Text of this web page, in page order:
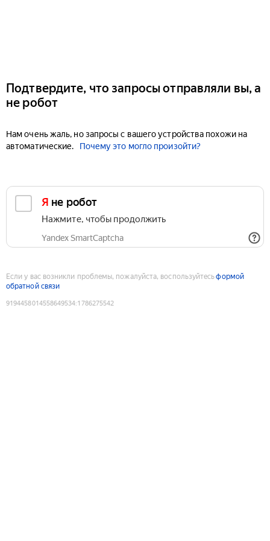
Подтвердите, что запросы отправляли вы, а
не робот
Нам очень жаль, но запросы с вашего устройства похожи на
автоматические.
Почему это могло произойти?
Я не робот
Нажмите, чтобы продолжить
Yandex SmartCaptcha
Если у вас возникли проблемы, пожалуйста, воспользуйтесьформой
обратной связи
9194458014558649534:1786275542